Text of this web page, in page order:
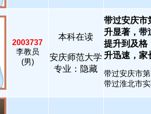
2003737
李教员
(男)
本科在读
安庆师范大学
专业：隐藏
带过安庆市
升显著，带
提升到及格
升迅速，家
带过安庆市
带过淮北市